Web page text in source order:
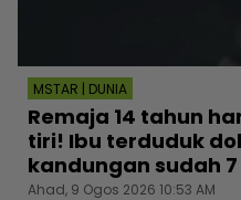
MSTAR | DUNIA
Remaja 14 tahun
tiri! Ibu terduduk
kandungan sudah
Ahad, 9 Ogos 2026 10:53 AM